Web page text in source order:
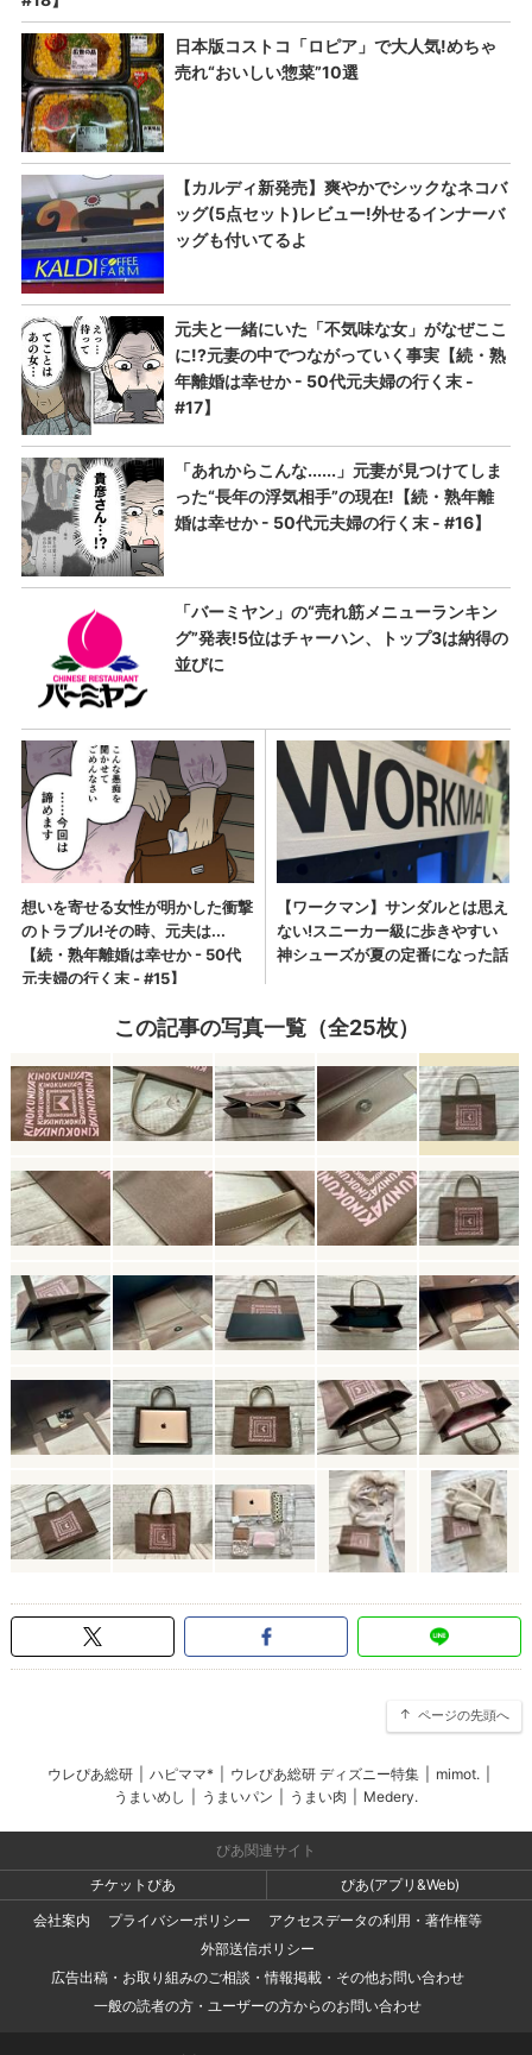
この記事の写真一覧（全25枚）
ページの先頭へ
ウレぴあ総研 ハピママ* ウレぴあ総研 ディズニー特集 mimot.
うまいめし
うまいパン うまい肉 Medery.
ぴあ関連サイト
チケットぴあ
ぴあ(アプリ&Web)
会社案内
プライバシーポリシー
アクセスデータの利用・著作権等
外部送信ポリシー
広告出稿・お取り組みのご相談・情報掲載・その他お問い合わせ
一般の読者の方・ユーザーの方からのお問い合わせ